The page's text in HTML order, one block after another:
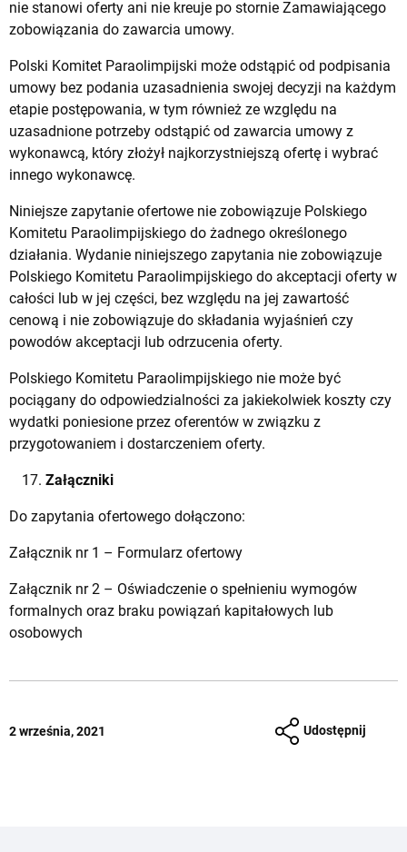
nie stanowi oferty ani nie kreuje po stornie Zamawiającego
zobowiązania do zawarcia umowy.
Polski Komitet Paraolimpijski może odstąpić od podpisania
umowy bez podania uzasadnienia swojej decyzji na każdym
etapie postępowania, w tym również ze względu na
uzasadnione potrzeby odstąpić od zawarcia umowy z
wykonawcą, który złożył najkorzystniejszą ofertę i wybrać
innego wykonawcę.
Niniejsze zapytanie ofertowe nie zobowiązuje Polskiego
Komitetu Paraolimpijskiego do żadnego określonego
działania. Wydanie niniejszego zapytania nie zobowiązuje
Polskiego Komitetu Paraolimpijskiego do akceptacji oferty w
całości lub w jej części, bez względu na jej zawartość
cenową i nie zobowiązuje do składania wyjaśnień czy
powodów akceptacji lub odrzucenia oferty.
Polskiego Komitetu Paraolimpijskiego nie może być
pociągany do odpowiedzialności za jakiekolwiek koszty czy
wydatki poniesione przez oferentów w związku z
przygotowaniem i dostarczeniem oferty.
Załączniki
Do zapytania ofertowego dołączono:
Załącznik nr 1 – Formularz ofertowy
Załącznik nr 2 – Oświadczenie o spełnieniu wymogów
formalnych oraz braku powiązań kapitałowych lub
osobowych
2 września, 2021 Udostępnij